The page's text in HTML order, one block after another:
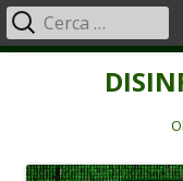
Menu
principale